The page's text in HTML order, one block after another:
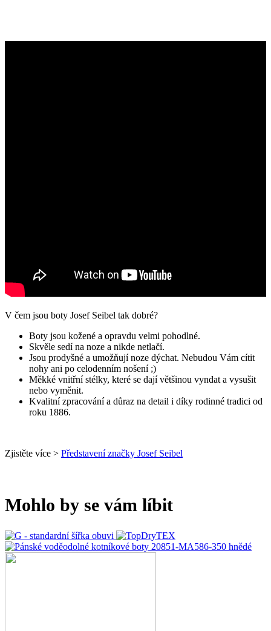
V čem jsou boty Josef Seibel tak dobré?
Boty jsou kožené a opravdu velmi pohodlné.
Skvěle sedí na noze a nikde netlačí.
Jsou prodyšné a umožňují noze dýchat. Nebudou Vám cítit
nohy ani po celodenním nošení ;)
Měkké vnitřní stélky, které se dají většinou vyndat a vysušit
nebo vyměnit.
Kvalitní zpracování a důraz na detail i díky rodinné tradici od
roku 1886.
Zjistěte více > Představení značky Josef Seibel
Mohlo by se vám líbit